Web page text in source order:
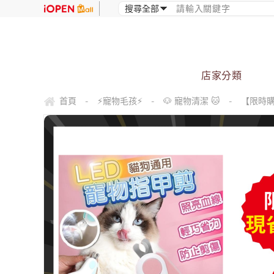
店家分類
首頁 - ⚡寵物毛孩⚡ - 🐶 寵物清潔 🐱 - 【限時